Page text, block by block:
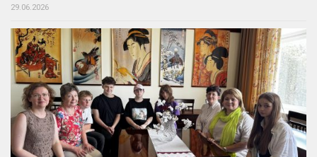
29.06.2026